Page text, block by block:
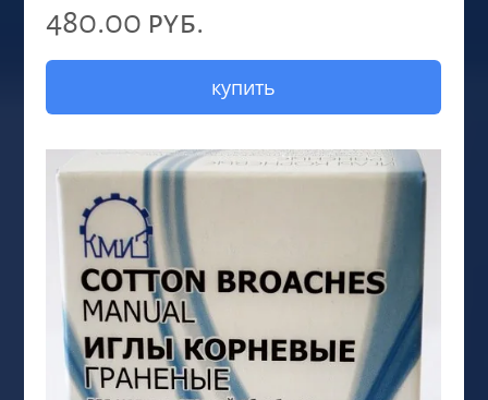
480.00 руб.
купить